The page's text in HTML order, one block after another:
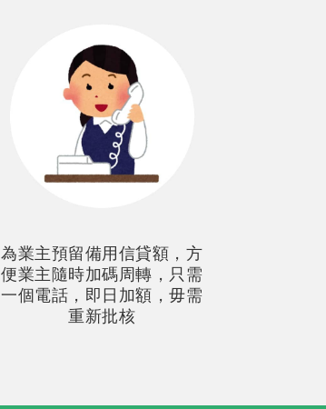
為業主預留備用信貸額，方
便業主隨時加碼周轉，只需
一個電話，即日加額，毋需
重新批核